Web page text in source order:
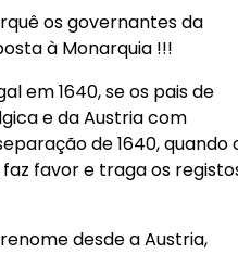
os governantes da
à Monarquia !!!
em 1640, se os pais de
e da Austria com
de 1640, quando
favor e traga os
desde a Austria,